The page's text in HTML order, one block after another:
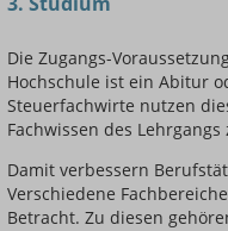
Die Zugangs-
Hochschule ist ein Abitur
Steuerfachwirte nutzen
Fachwissen des
Damit verbessern
Verschiedene
Betracht. Zu diesen